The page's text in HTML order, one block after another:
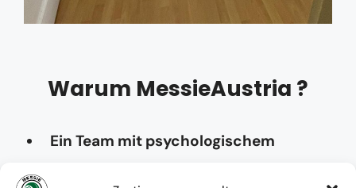
Warum MessieAustria ?
Ein Team mit psychologischem